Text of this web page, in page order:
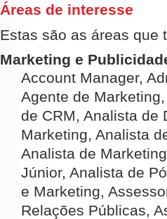
Áreas de interesse
Estas são as áreas que
Marketing e
Account Manager,
Agente de
de CRM, Analista de
Marketing, Analista
Analista de
Júnior, Analista de
e Marketing,
Relações Públicas,